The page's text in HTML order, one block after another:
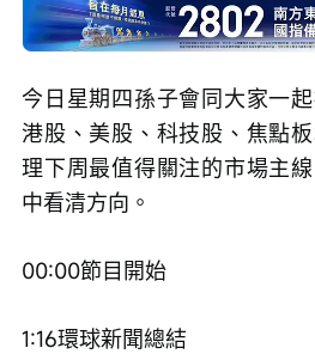
取
消
靜
/
Loaded:
0%
Progress:
0%
今日星期四孫子會同大家一
港股、美股、科技股、焦點
理下周最值得關注的市場主
中看清方向。
00:00節目開始
1:16環球新聞總結